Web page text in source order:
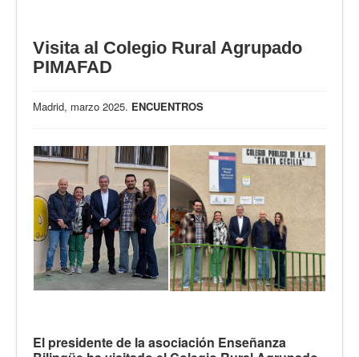
Visita al Colegio Rural Agrupado
PIMAFAD
Madrid, marzo 2025. ENCUENTROS
El presidente de la asociación Enseñanza